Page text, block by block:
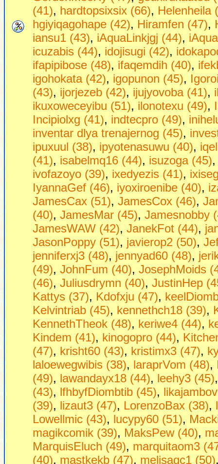
(41), hardtopsixsix (66), Helenheila
hgiyiqagohape (42), Hiramfen (47),
iansu1 (43), iAquaLinkjgj (44),
icuzabis (44), idojisugi (42),
ifapipibose (48), ifaqemdih (40),
igohokata (42), igopunon (45),
(43), ijorjezeb (42), ijujyovoba (41),
ikuxoweceyibu (51), ilonotexu (49),
Incipiolxg (41), indtecpro (49),
inventar dlya trenajernog (45),
ipuxuul (38), ipyotenasuwu (40),
(41), isabelmq16 (44), isuzoga (45)
ivofazoyo (39), ixedyezis (41),
IyannaGef (46), iyoxiroenibe (40),
JamesCax (51), JamesCox (46),
(40), JamesMar (45), Jamesnobby
JamesWAW (42), JanekFot (44),
JasonPoppy (51), javierop2 (50),
jenniferxj3 (48), jennyad60 (48),
(49), JohnFum (40), JosephMoids
(46), Juliusdrymn (40), JustinHep
Kattys (37), Kdofxju (47),
Kelvintriab (45), kennethch18 (39),
KennethTheok (48), keriwe4 (44),
Kindem (41), kinogopro (44),
(47), krisht60 (43), kristimx3 (47),
laloewegwibis (38), laraprVom (48),
(49), lawandayx18 (44), leehy3 (45)
(43), lfhbyfDiombtib (45),
(39), lizaut3 (47), LorenzoBax (38),
Lowellmic (43), lucypy60 (51),
magikcomik (39), MaksPew (40),
MarquisEluch (49), marquitaom3
(40), mastkekb (47), melisaqc1 (50)